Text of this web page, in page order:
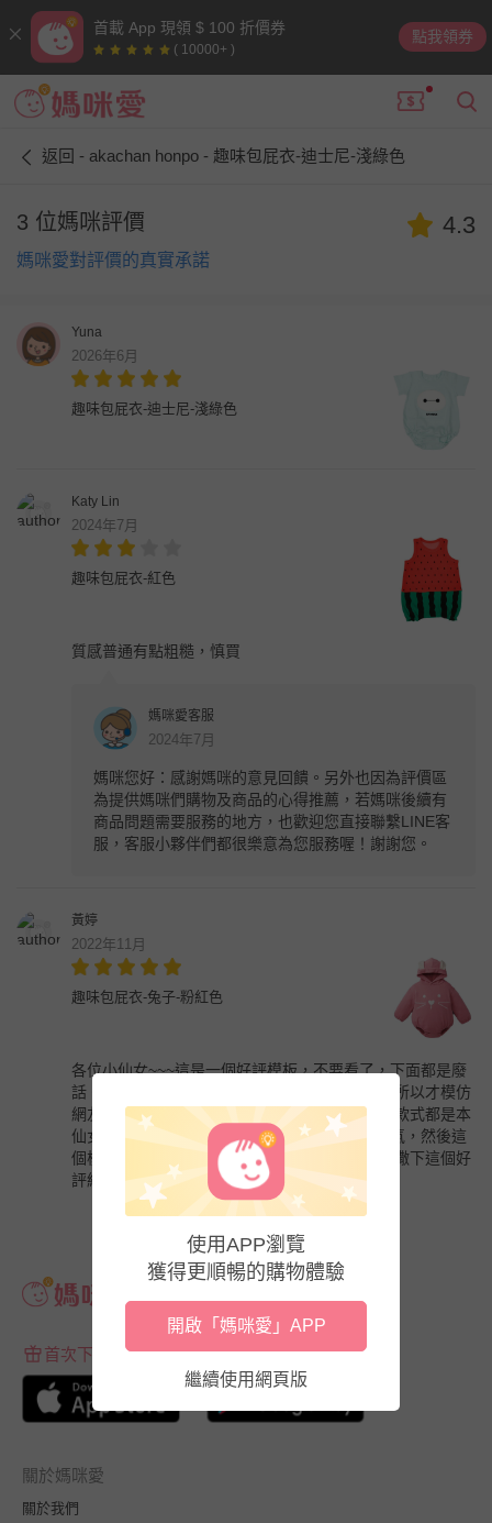
首載 App 現領 $ 100 折價券
( 10000+ )
點我領券
返回 - akachan honpo - 趣味包屁衣-迪士尼-淺綠色
3 位媽咪評價
媽咪愛對評價的真實承諾
4.3
Yuna
2026年6月
趣味包屁衣-迪士尼-淺綠色
Katy Lin
2024年7月
趣味包屁衣-紅色
質感普通有點粗糙，慎買
媽咪愛客服
2024年7月
媽咪您好：感謝媽咪的意見回饋。另外也因為評價區
為提供媽咪們購物及商品的心得推薦，若媽咪後續有
商品問題需要服務的地方，也歡迎您直接聯繫LINE客
服，客服小夥伴們都很樂意為您服務喔！謝謝您。
黃婷
2022年11月
趣味包屁衣-兔子-粉紅色
各位小仙女~~~這是一個好評模板，不要看了，下面都是廢
話。因為本仙女很懶，不想每個寶貝都寫好評，所以才模仿
網友的好評模板。但是這個寶貝不管是質量還是款式都是本
仙女喜歡的~~~如果不喜歡，本仙女收到會很生氣，然後這
個模板就會變成各種喋喋不休的吐槽，自然不會撒下這個好
評給各位淘友參考。
首次下載APP送$100折價券
關於媽咪愛
關於我們
使用APP瀏覽
獲得更順暢的購物體驗
開啟「媽咪愛」APP
繼續使用網頁版